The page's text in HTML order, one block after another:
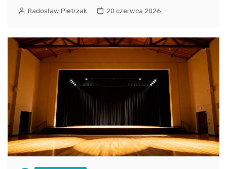
Radosław Pietrzak 20 czerwca 2026